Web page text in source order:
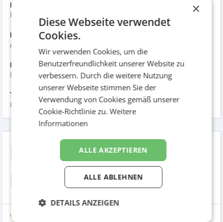
Kunde:
Hofstädter
Datum der Umsetzung:
August 2019
Hinzugefügt am:
Februar 2020
Tags:
Digital & Mobile, App
Hofstädter Wetter
Forecast Targeting
Videos
×
Diese Webseite verwendet
Cookies.
Wir verwenden Cookies, um die
Benutzerfreundlichkeit unserer Website zu
verbessern. Durch die weitere Nutzung
unserer Webseite stimmen Sie der
Verwendung von Cookies gemäß unserer
Cookie-Richtlinie zu.Weitere
Informationen
ALLE AKZEPTIEREN
ALLE ABLEHNEN
DETAILS ANZEIGEN